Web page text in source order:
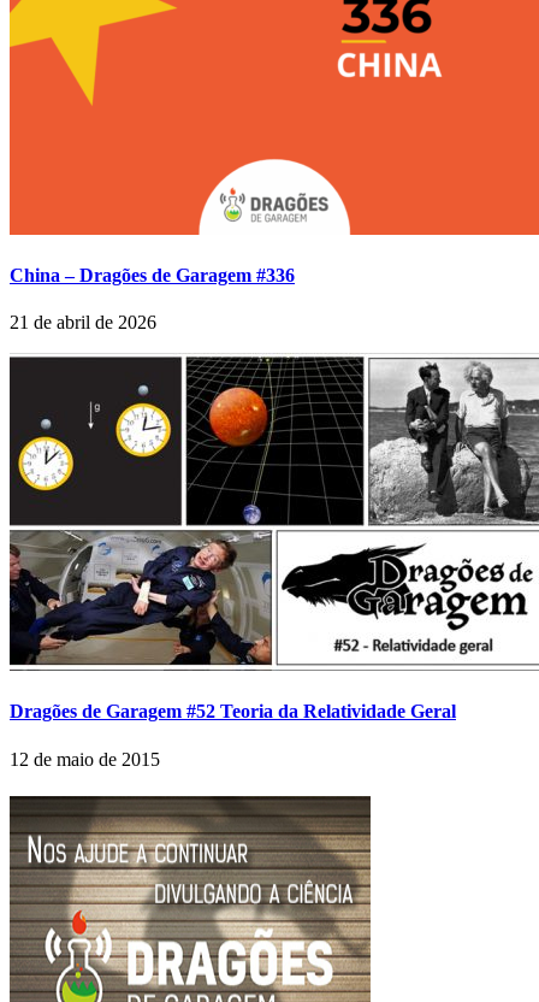
China – Dragões de Garagem #336
21 de abril de 2026
Dragões de Garagem #52 Teoria da Relatividade Geral
12 de maio de 2015